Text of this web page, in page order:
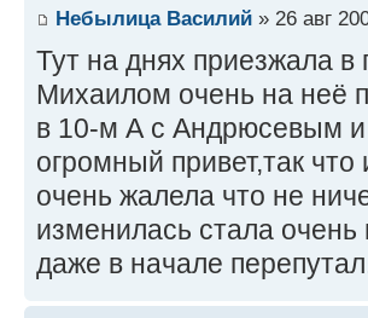
Небылица Василий » 26 авг
Тут на днях приезжала
Михаилом очень на неё
в 10-м А с Андрюсевым
огромный привет,так
очень жалела что не
изменилась стала
даже в начале